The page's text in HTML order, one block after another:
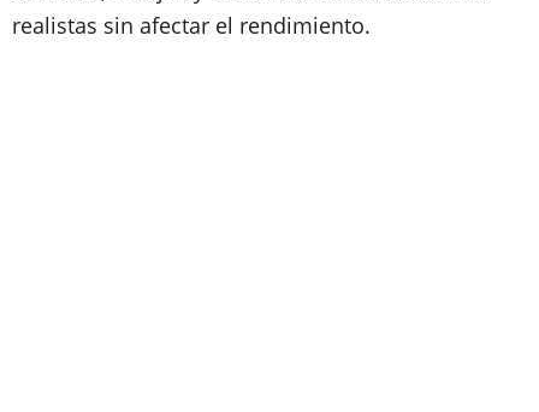
realistas sin afectar el rendimiento.